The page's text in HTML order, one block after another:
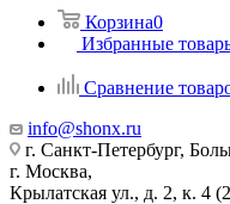
Корзина0
Избранные
Сравнение
info@shonx.ru
г. Санкт-Петербург,
г. Москва,
Крылатская ул., д. 2, к. 4